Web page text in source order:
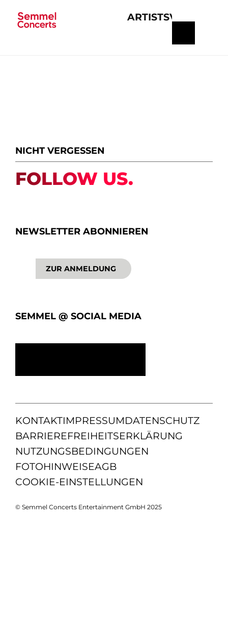
ARTISTS
NICHT VERGESSEN
FOLLOW US.
NEWSLETTER ABONNIEREN
ZUR ANMELDUNG
SEMMEL @ SOCIAL MEDIA
KONTAKTIMPRESSUMDATENSCHUTZ
BARRIEREFREIHEITSERKLÄRUNG
NUTZUNGSBEDINGUNGEN
FOTOHINWEISEAGB
COOKIE-EINSTELLUNGEN
© Semmel Concerts Entertainment GmbH 2025